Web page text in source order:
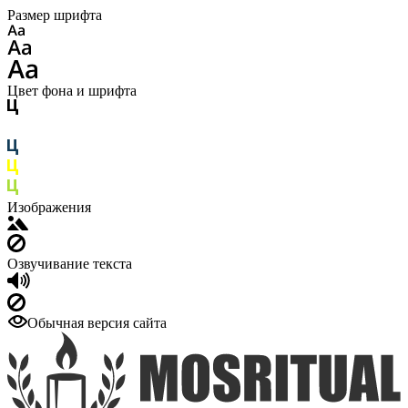
Размер шрифта
Цвет фона и шрифта
Изображения
Озвучивание текста
Обычная версия сайта